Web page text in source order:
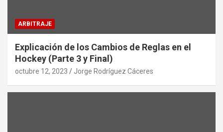
ARBITRAJE
Explicación de los Cambios de Reglas en el
Hockey (Parte 3 y Final)
octubre 12, 2023 Jorge Rodríguez Cáceres